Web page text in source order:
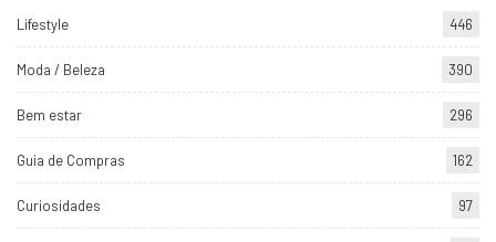
Lifestyle 446
Moda / Beleza 390
Bem estar 296
Guia de Compras 162
Curiosidades 97